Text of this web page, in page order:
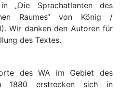
„Die Sprachatlanten des
Raumes“ von König /
Wir danken den Autoren für
des Textes.
des WA im Gebiet des
1880 erstrecken sich in